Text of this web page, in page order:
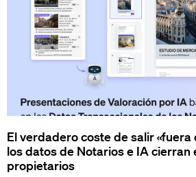
El verdadero coste de salir «fuera
los datos de Notarios e IA cierran
propietarios